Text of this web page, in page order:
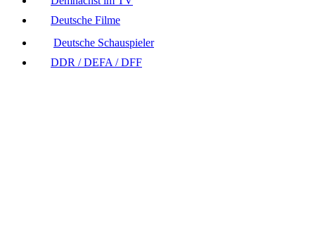
Deutsche Filme
Deutsche Schauspieler
DDR / DEFA / DFF